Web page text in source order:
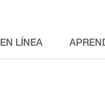
EN LÍNEA